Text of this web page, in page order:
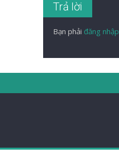
Trả lời
Bạn phải đăng nhập